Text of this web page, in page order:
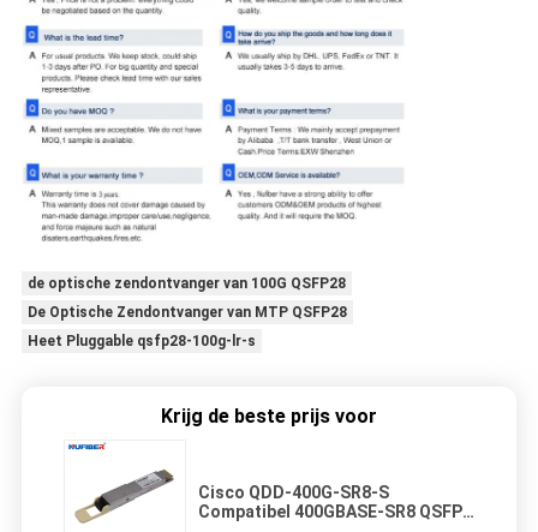
de optische zendontvanger van 100G QSFP28
De Optische Zendontvanger van MTP QSFP28
Heet Pluggable qsfp28-100g-lr-s
Krijg de beste prijs voor
Cisco QDD-400G-SR8-S
Compatibel 400GBASE-SR8 QSFP-